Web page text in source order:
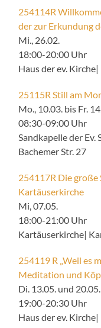
254114R
der zur Erkundung
Mi., 26.02.
18:00-20:00 Uhr
Haus der ev.
25115R Still am
Mo., 10.03. bis Fr.
08:30-09:00 Uhr
Sandkapelle der
Bachemer Str. 27
254117R Die
Kartäuserkirche
Mi, 07.05.
18:00-21:00 Uhr
Kartäuserkirche|
254119 R „Weil es
Meditation und
Di. 13.05. und 20.05.
19:00-20:30 Uhr
Haus der ev.